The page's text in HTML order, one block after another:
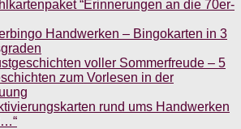
“Erinnerungen an die 70er-
Handwerken – Bingokarten in 3
voller Sommerfreude – 5
zum Vorlesen in der
rund ums Handwerken